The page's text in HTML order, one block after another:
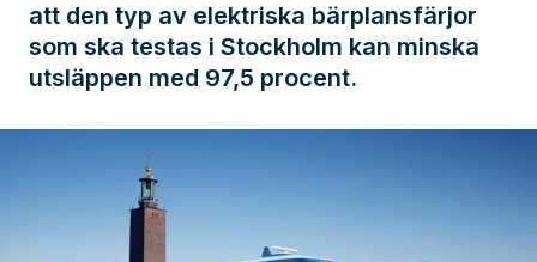
att den typ av elektriska bärplansfärjor
som ska testas i Stockholm kan minska
utsläppen med 97,5 procent.